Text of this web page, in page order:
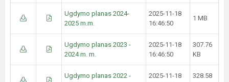
Ugdymo planas 2024-
2025 m.m.
2025-11-18
16:46:50
1 MB
Ugdymo planas 2023 -
2024 m. m.
2025-11-18
16:46:50
307.76
KB
Ugdymo planas 2022 -
2025-11-18
328.58